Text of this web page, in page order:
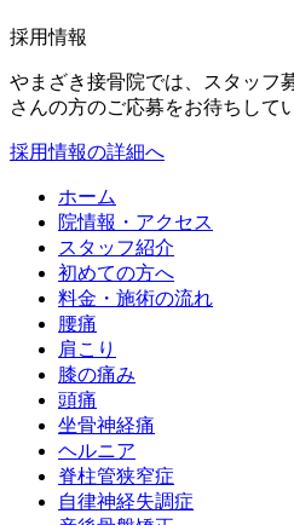
採用情報
やまざき接骨院では、スタッフ
さんの方のご応募をお待ちして
採用情報の詳細へ
ホーム
院情報・アクセス
スタッフ紹介
初めての方へ
料金・施術の流れ
腰痛
肩こり
膝の痛み
頭痛
坐骨神経痛
ヘルニア
脊柱管狭窄症
自律神経失調症